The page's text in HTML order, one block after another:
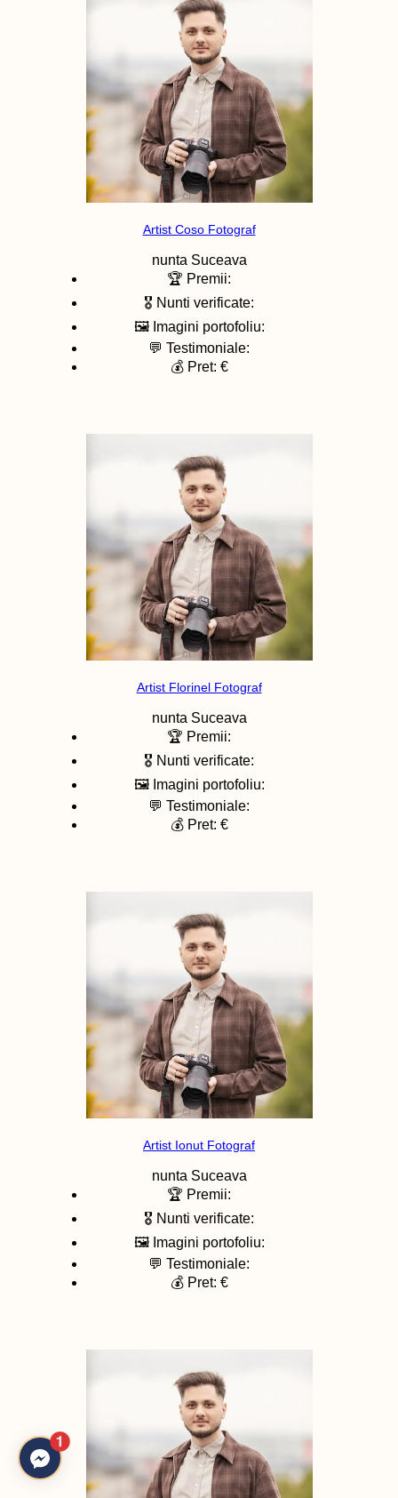
Artist Coso Fotograf
nunta Suceava
🏆 Premii:
🎖️ Nunti verificate:
🖼️ Imagini portofoliu:
💬 Testimoniale:
💰 Pret: €
Artist Florinel Fotograf
nunta Suceava
🏆 Premii:
🎖️ Nunti verificate:
🖼️ Imagini portofoliu:
💬 Testimoniale:
💰 Pret: €
Artist Ionut Fotograf
nunta Suceava
🏆 Premii:
🎖️ Nunti verificate:
🖼️ Imagini portofoliu:
💬 Testimoniale:
💰 Pret: €